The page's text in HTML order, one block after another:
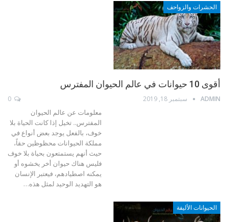
الحشرات والزواحف
أقوى 10 حيوانات في عالم الحيوان المفترس
ADMIN سبتمبر 18, 2019
معلومات عن عالم الحيوان
المفترس.. تخيل إذا كانت الحياة بلا
خوف، بالفعل يوجد بعض أنواع في
مملكة الحيوانات محظوظين حقاً،
حيث أنهم يستمتعون بحياة بلا خوف
فليس هناك حيوان أخر يخشوه أو
يمكنه اصطيادهم، فيعتبر الإنسان
هو التهديد الوحيد لمثل هذه…
الحيوانات الأليفة